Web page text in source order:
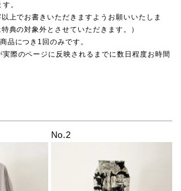
。
上でお書きいただきますようお願いいたしま
典の対象外とさせていただきます。）
品につき1回のみです。
際のページに反映されるまでに数日程度お時間
No.2